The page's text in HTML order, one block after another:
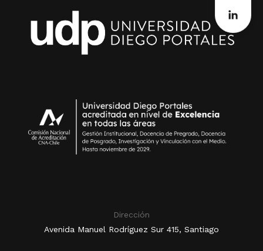
Dirección
Avenida Manuel Rodríguez Sur 415, Santiago